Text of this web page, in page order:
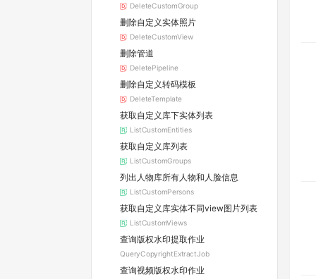
DeleteCustomGroup
删除自定义实体照片
DeleteCustomView
删除管道
DeletePipeline
删除自定义转码模板
DeleteTemplate
获取自定义库下实体列表
ListCustomEntities
获取自定义库列表
ListCustomGroups
列出⼈物库所有⼈物和⼈脸信息
ListCustomPersons
获取自定义库实体不同view图片列表
ListCustomViews
查询版权水印提取作业
QueryCopyrightExtractJob
查询视频版权水印作业